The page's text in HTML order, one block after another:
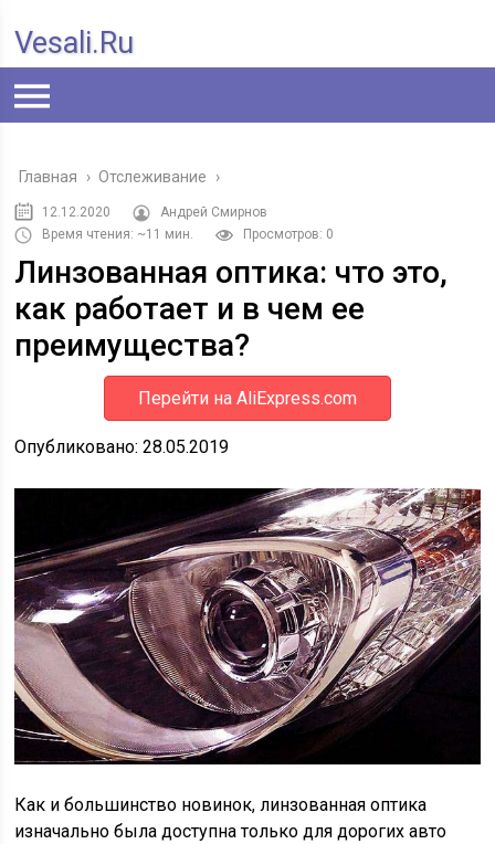
Vesali.ru
Главная › Отслеживание ›
12.12.2020
Андрей Смирнов
Время чтения: ~11 мин.
Просмотров: 0
Линзованная оптика: что это,
как работает и в чем ее
преимущества?
Перейти на AliExpress.com
Опубликовано: 28.05.2019
Как и большинство новинок, линзованная оптика
изначально была доступна только для дорогих авто